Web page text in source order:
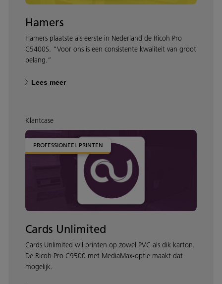
Hamers
Hamers plaatste als eerste in Nederland de Ricoh Pro
C5400S. “Voor ons is een consistente kwaliteit van groot
belang.”
Lees meer
Klantcase
PROFESSIONEEL PRINTEN
Cards Unlimited
Cards Unlimited wil printen op zowel PVC als dik karton.
De Ricoh Pro C9500 met MediaMax-optie maakt dat
mogelijk.